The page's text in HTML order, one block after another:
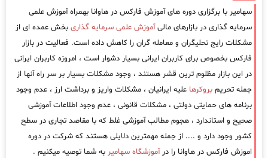
سهامیر با برگزاری دوره های آموزش فارکس در هاوانا بهمراه آموزش علمی
سرمایه گذاری در بازارهای مالیآموزش علمی سرمایه گذاری بخش عمده ای از
مشکلات رایج تحلیگران و معامله گران را کاهش داده است. فعالیت در بازار
فارکس بخصوص برای کاربران ایرانی بسیار دشوار است ، امروزه کاربران ایرانی
در این بازار مظلوم ترین قشر هستند ، وجود مشکلات بسیار بر سر راه آنها از
جمله تحریم بروکرها علیه ایرانیان ، مشکلات واریز و برداشت ارز ، عدم وجود
برنامه های حمایتی دولتی ، مشکلات قانونی ، عدم وجود اطلاعات آموزشی
صحیح و استاندارد ، هجوم مطالب آموزشی غلط که با مقاصد تجاری در سطح
کشور وجود دارد و .... از جمله مهمترین دلایلی هستند که شرکت در دوره
اموزش فارکس در هاوانا را درآموزشگاه سهامیر به شما توصیه میکنیم .